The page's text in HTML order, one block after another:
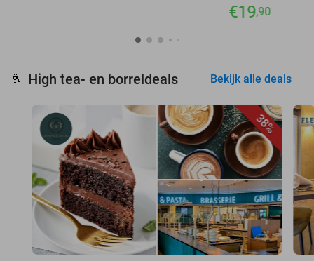
€19,90
🥂 High tea- en borreldeals Bekijk alle deals
38%